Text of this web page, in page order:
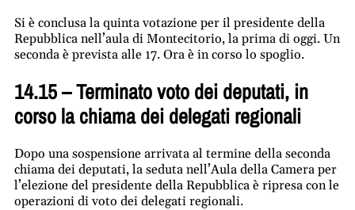
Si è conclusa la quinta votazione per il presidente della
Repubblica nell’aula di Montecitorio, la prima di oggi. Un
seconda è prevista alle 17. Ora è in corso lo spoglio.
14.15 – Terminato voto dei deputati, in
corso la chiama dei delegati regionali
Dopo una sospensione arrivata al termine della seconda
chiama dei deputati, la seduta nell’Aula della Camera per
l’elezione del presidente della Repubblica è ripresa con le
operazioni di voto dei delegati regionali.